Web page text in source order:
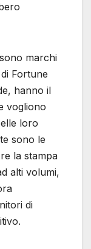
marchi
Fortune
hanno il
vogliono
loro
sono le
la stampa
alti volumi,
di